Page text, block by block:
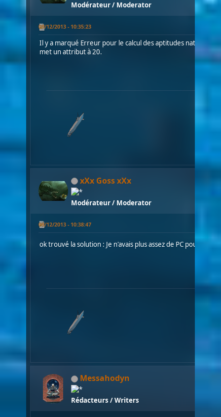
Modérateur / Moderator
09/12/2013 - 10:35:23
Il y a marqué Erreur pour le calcul des aptitudes naturelles
met un attribut à 20.
xXx Goss xXx
Modérateur / Moderator
09/12/2013 - 10:38:47
ok trouvé la solution : Je n'avais plus assez de PC pour
Messahodyn
Rédacteurs / Writers